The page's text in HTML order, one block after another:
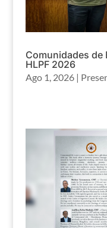
Comunidades de
HLPF 2026
Ago 1, 2026|